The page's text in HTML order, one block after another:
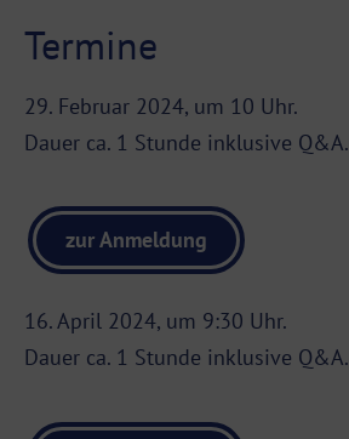
Termine
29. Februar 2024, um 10 Uhr.
Dauer ca. 1 Stunde inklusive Q&A.
zur Anmeldung
16. April 2024, um 9:30 Uhr.
Dauer ca. 1 Stunde inklusive Q&A.